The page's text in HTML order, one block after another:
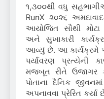
૧,૩૦૦થી વધુ
RunX ૨૦૨૬
આયોજિત સૌથી
અને સુખાકારી
આવ્યું છે. આ કાર્યક્રમે
પર્યાવરણ પ્રત્યેની
મજબૂત રીતે ઉજાગર
પોતાના દૈનિક
અપનાવવા પ્રેરિત કર્યા